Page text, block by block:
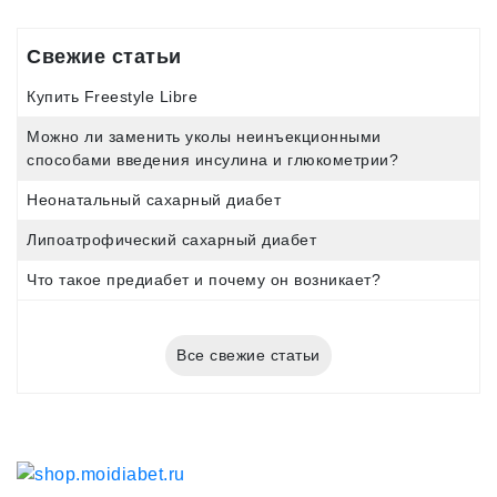
Свежие статьи
Купить Freestyle Libre
Можно ли заменить уколы неинъекционными
способами введения инсулина и глюкометрии?
Неонатальный сахарный диабет
Липоатрофический сахарный диабет
Что такое предиабет и почему он возникает?
Все свежие статьи